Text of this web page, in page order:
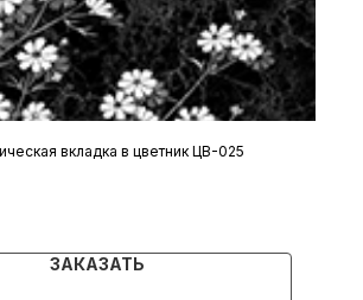
вкладка в цветник ЦВ-025
ЗАКАЗАТЬ